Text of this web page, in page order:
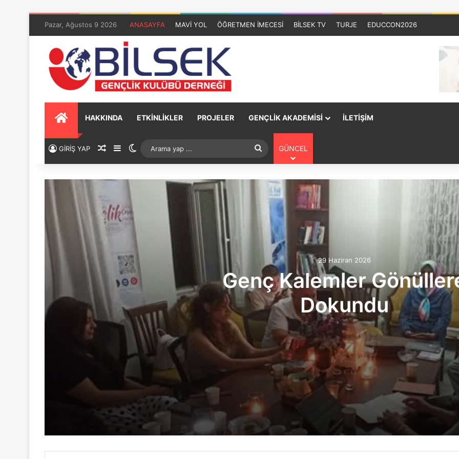
Pazar, Ağustos 9 2026 ANASAYFA MAVİ YOL ÖĞRETMEN İMECESİ BİLSEK TV TURJE EDUCCON2026
HAKKINDA ETKİNLİKLER PROJELER GENÇLİK AKADEMİSİ İLETİŞİM
GİRİŞ YAP GÜNCEL
29 Haziran 2026
Genç Kalemler
Dokundu
Genç Kalemler Gönüllere Dokundu